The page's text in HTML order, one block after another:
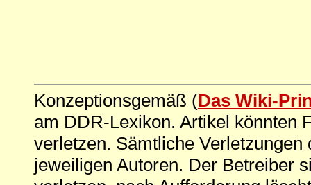
Konzeptionsgemäß (Das Wiki-
am DDR-Lexikon. Artikel könnten
verletzen. Sämtliche
jeweiligen Autoren. Der Betreiber